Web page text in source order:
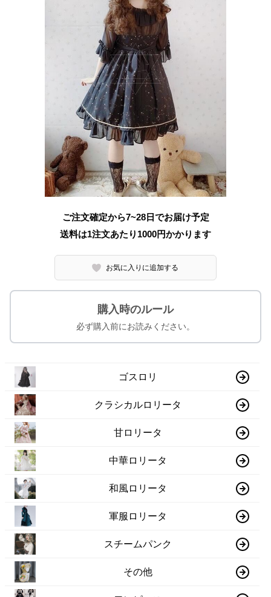
ご注文確定から7~28日でお届け予定
送料は1注文あたり 1000円かかります
お気に入りに追加する
購入時のルール
必ず購入前にお読みください。
ゴスロリ
クラシカルロリータ
甘ロリータ
中華ロリータ
和風ロリータ
軍服ロリータ
スチームパンク
その他